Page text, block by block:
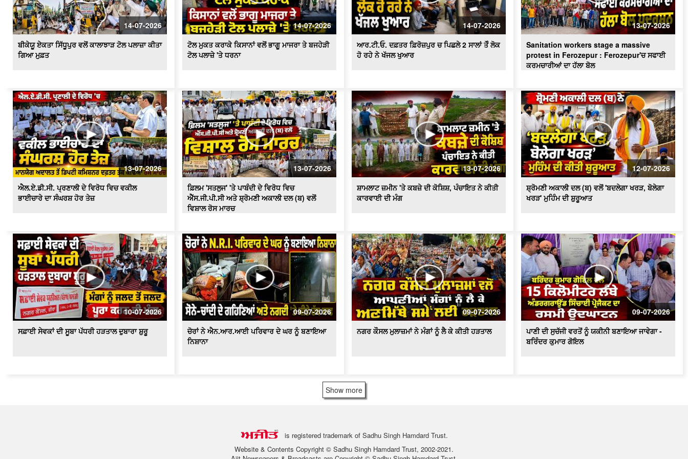
ਪਾਣੀ ਦੀ ਸੁਚੱਜੀ ਵਰਤੋਂ ਨੂੰ ਯਕੀਨੀ ਬਣਾਇਆ
ਜਾਵੇਗਾ - ਬਰਿੰਦਰ ਕੁਮਾਰ ਗੋਇਲ
14-07-2026
ਬੀਕੇਯੂ ਏਕਤਾ ਸਿੱਧੂਪੁਰ ਵਲੋਂ ਕਾਲਾਝਾੜ ਟੋਲ ਪਲਾਜ਼ਾ ਕੀਤਾ
ਗਿਆ ਮੁਫ਼ਤ
14-07-2026
ਟੋਲ ਮੁਕਤ ਕਰਾਕੇ ਕਿਸਾਨਾਂ ਵਲੋਂ ਭਾਗੂ ਮਾਜਰਾ ਤੇ ਬਜਹੇੜੀ
ਟੋਲ ਪਲਾਜ਼ੇ 'ਤੇ ਧਰਨਾ
14-07-2026
ਆਰ.ਟੀ.ਓ. ਦਫ਼ਤਰ ਫ਼ਿਰੋਜ਼ਪੁਰ ਚ ਪਿਛਲੇ 2 ਸਾਲਾਂ ਤੋੰ ਲੋਕ
ਹੋ ਰਹੇ ਨੇ ਖੱਜਲ ਖੁਆਰ
13-07-2026
Sanitation workers stage a massive
protest in Ferozepur : Ferozepur'ਚ ਸਫਾਈ
ਕਰਮਚਾਰੀਆਂ ਦਾ ਹੱਲਾ ਬੋਲ
13-07-2026
ਐਲ.ਏ.ਡੀ.ਸੀ. ਪ੍ਰਣਾਲੀ ਦੇ ਵਿਰੋਧ ਵਿਚ ਵਕੀਲ
ਭਾਈਚਾਰੇ ਦਾ ਸੰਘਰਸ਼ ਹੋਰ ਤੇਜ਼
13-07-2026
ਫ਼ਿਲਮ 'ਸਤਲੁਜ' 'ਤੇ ਪਾਬੰਦੀ ਦੇ ਵਿਰੋਧ ਵਿਚ
ਐੱਸ.ਜੀ.ਪੀ.ਸੀ ਅਤੇ ਸ਼੍ਰੋਮਣੀ ਅਕਾਲੀ ਦਲ (ਬ) ਵਲੋਂ
ਵਿਸ਼ਾਲ ਰੋਸ ਮਾਰਚ
13-07-2026
ਸ਼ਾਮਲਾਟ ਜ਼ਮੀਨ 'ਤੇ ਕਬਜ਼ੇ ਦੀ ਕੋਸ਼ਿਸ਼, ਪੰਚਾਇਤ ਨੇ ਕੀਤੀ
ਕਾਰਵਾਈ ਦੀ ਮੰਗ
12-07-2026
ਸ਼੍ਰੋਮਣੀ ਅਕਾਲੀ ਦਲ (ਬ) ਵਲੋਂ 'ਬਦਲੇਗਾ ਖਰੜ, ਬੋਲੇਗਾ
ਖਰੜ' ਮੁਹਿੰਮ ਦੀ ਸ਼ੁਰੂਆਤ
10-07-2026
ਸਫ਼ਾਈ ਸੇਵਕਾਂ ਦੀ ਸੂਬਾ ਪੱਧਰੀ ਹੜਤਾਲ ਦੁਬਾਰਾ ਸ਼ੁਰੂ
09-07-2026
ਚੋਰਾਂ ਨੇ ਐਨ.ਆਰ.ਆਈ ਪਰਿਵਾਰ ਦੇ ਘਰ ਨੂੰ ਬਣਾਇਆ
ਨਿਸ਼ਾਨਾ
09-07-2026
ਨਗਰ ਕੌਸਲ ਮੁਲਾਜ਼ਮਾਂ ਨੇ ਮੰਗਾਂ ਨੂੰ ਲੈ ਕੇ ਕੀਤੀ ਹੜਤਾਲ
09-07-2026
ਪਾਣੀ ਦੀ ਸੁਚੱਜੀ ਵਰਤੋਂ ਨੂੰ ਯਕੀਨੀ ਬਣਾਇਆ ਜਾਵੇਗਾ -
ਬਰਿੰਦਰ ਕੁਮਾਰ ਗੋਇਲ
Show more
is registered trademark of Sadhu Singh Hamdard Trust.
Website & Contents Copyright © Sadhu Singh Hamdard Trust, 2002-2021.